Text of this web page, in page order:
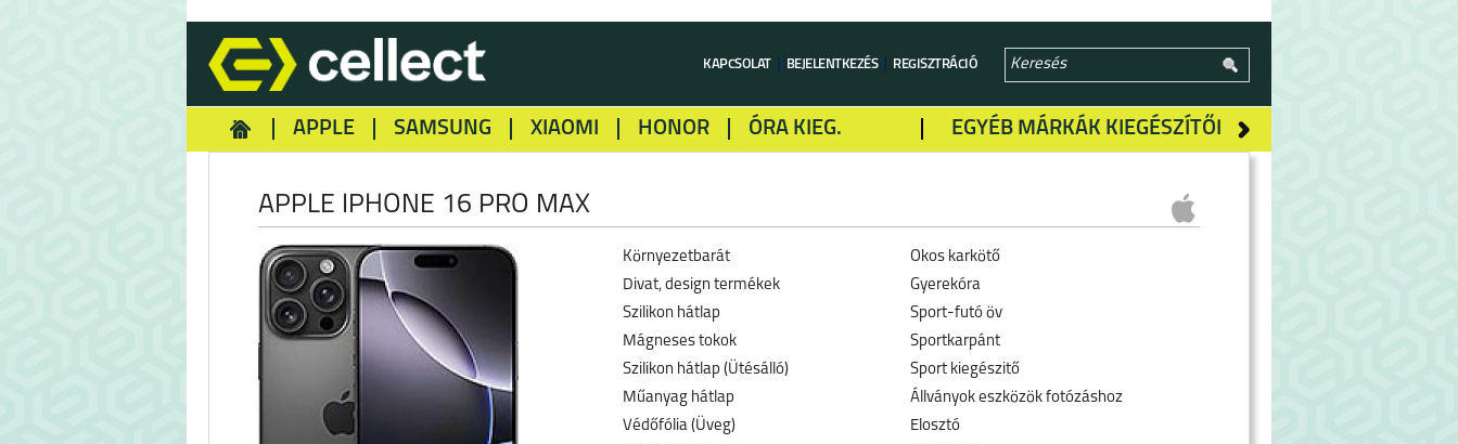
KAPCSOLAT BEJELENTKEZÉS REGISZTRÁCIÓ
EGYÉB MÁRKÁK KIEGÉSZÍTŐI
APPLE SAMSUNG XIAOMI HONOR ÓRA KIEG.
APPLE IPHONE 16 PRO MAX
Környezetbarát
Divat, design termékek
Szilikon hátlap
Mágneses tokok
Szilikon hátlap (Ütésálló)
Műanyag hátlap
Védőfólia (Üveg)
Okos karkötő
Gyerekóra
Sport-futó öv
Sportkarpánt
Sport kiegészitő
Állványok eszközök fotózáshoz
Elosztó